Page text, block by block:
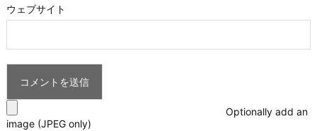
ウェブサイト
Optionally add an
image (JPEG only)